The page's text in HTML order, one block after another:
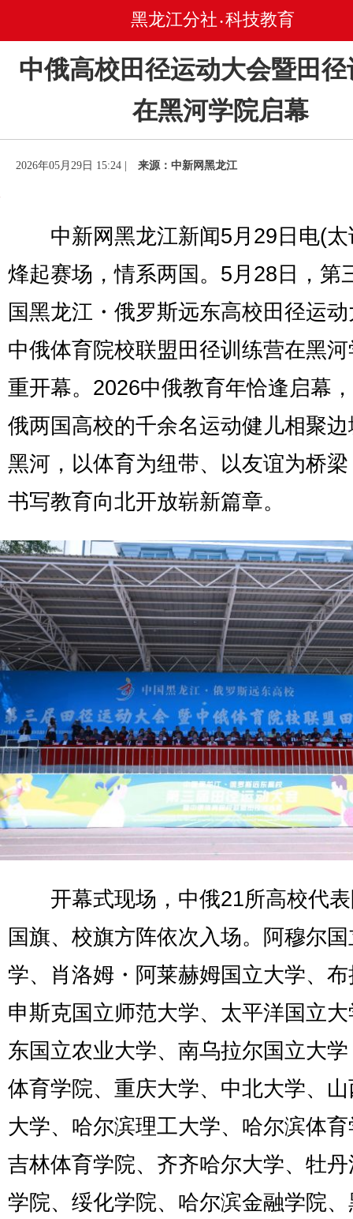
黑龙江分社 • 科技教育
中俄高校田径运动大会暨田
在黑河学院启幕
2026年05月29日 15:24 | 来源：中新网黑龙江
中新网黑龙江新闻5月29日电(太
烽起赛场，情系两国。5月28日，第
国黑龙江・俄罗斯远东高校田径运
中俄体育院校联盟田径训练营在黑
重开幕。2026中俄教育年恰逢启幕
俄两国高校的千余名运动健儿相聚
黑河，以体育为纽带、以友谊为桥
书写教育向北开放崭新篇章。
开幕式现场，中俄21所高校代表
国旗、校旗方阵依次入场。阿穆尔
学、肖洛姆・阿莱赫姆国立大学、
申斯克国立师范大学、太平洋国立
东国立农业大学、南乌拉尔国立大
体育学院、重庆大学、中北大学、
大学、哈尔滨理工大学、哈尔滨体
吉林体育学院、齐齐哈尔大学、牡
学院、绥化学院、哈尔滨金融学院